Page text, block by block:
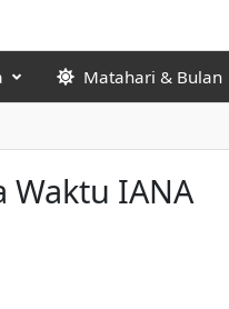
Matahari & Bulan
Waktu IANA